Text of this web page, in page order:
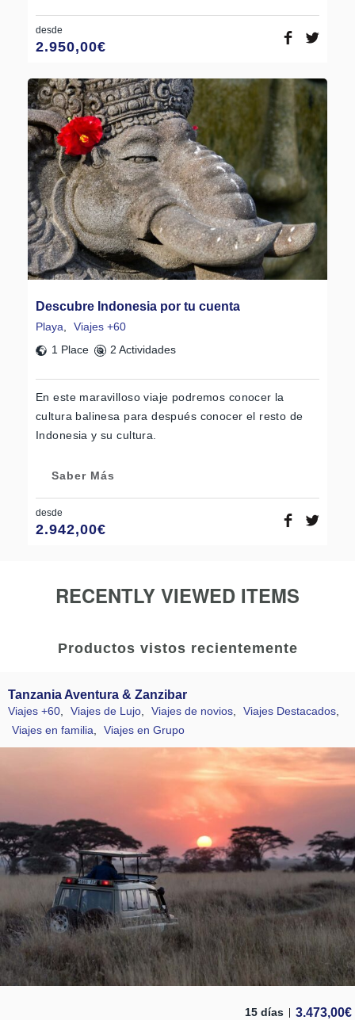
desde
2.950,00€
Descubre Indonesia por tu cuenta
Playa,
Viajes +60
1 Place
2 Actividades
En este maravilloso viaje podremos conocer la
cultura balinesa para después conocer el resto de
Indonesia y su cultura.
Saber Más
desde
2.942,00€
RECENTLY VIEWED ITEMS
Productos vistos recientemente
Tanzania Aventura & Zanzibar
Viajes +60 Viajes de Lujo Viajes de novios Viajes Destacados
Viajes en familia
Viajes en Grupo
15 días 3.473,00€